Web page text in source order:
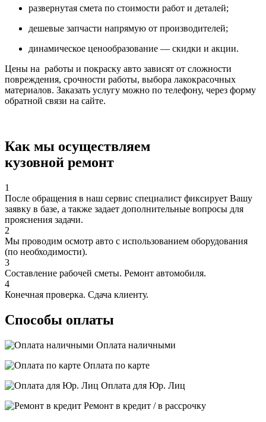
развернутая смета по стоимости работ и деталей;
дешевые запчасти напрямую от производителей;
динамическое ценообразование — скидки и акции.
Цены на работы и покраску авто зависят от сложности
повреждения, срочности работы, выбора лакокрасочных
материалов. Заказать услугу можно по телефону, через форму
обратной связи на сайте.
Как мы осуществляем
кузовной ремонт
1
После обращения в наш сервис специалист фиксирует Вашу
заявку в базе, а также задает дополнительные вопросы для
прояснения задачи.
2
Мы проводим осмотр авто с использованием оборудования
(по необходимости).
3
Составление рабочей сметы. Ремонт автомобиля.
4
Конечная проверка. Сдача клиенту.
Способы оплаты
Оплата наличными
Оплата по карте
Оплата для Юр. Лиц
Ремонт в кредит / в рассрочку